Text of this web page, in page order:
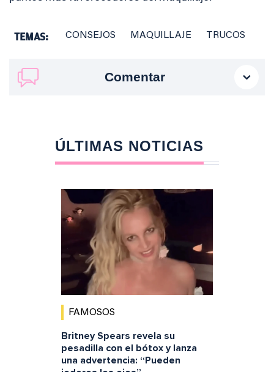
TEMAS: CONSEJOS MAQUILLAJE TRUCOS
Comentar
ÚLTIMAS NOTICIAS
FAMOSOS
Britney Spears revela su
pesadilla con el bótox y lanza
una advertencia: “Pueden